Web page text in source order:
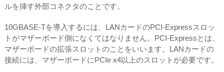
ルを挿す外部コネクタのことです。
10GBASE-Tを導入するには、LANカードのPCI-Expressスロッ
トがマザーボード側になくてはなりません。PCI-Expressとは、
マザーボードの拡張スロットのことをいいます。LANカードの
接続には、マザーボードにPCIe x4以上のスロットが必要です。